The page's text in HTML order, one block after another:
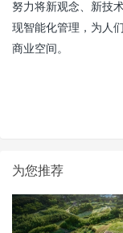
努力将新观念、新技
现智能化管理，为人
商业空间。
为您推荐